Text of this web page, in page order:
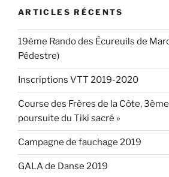
ARTICLES RÉCENTS
19ème Rando des Écureuils de
Pédestre)
Inscriptions VTT 2019-2020
Course des Frères de la Côte,
poursuite du Tiki sacré »
Campagne de fauchage 2019
GALA de Danse 2019